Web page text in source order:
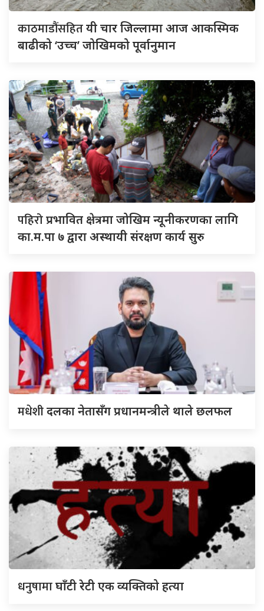
काठमाडौंसहितयी चार जिल्लामा आज आकस्मिक
बाढीको ‘उच्च’ जोखिमको पूर्वानुमान
पहिरोप्रभावित क्षेत्रमा जोखिम न्यूनीकरणका लागि
का.म.पा ७ द्वारा अस्थायी संरक्षण कार्य सुरु
मधेशीदलका नेतासँग प्रधानमन्त्रीले थाले छलफल
धनुषामाघाँटी रेटी एक व्यक्तिको हत्या